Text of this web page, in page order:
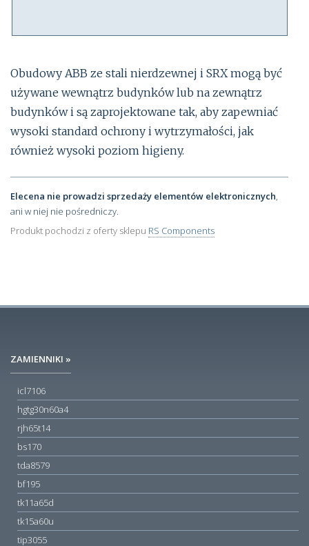
Obudowy ABB ze stali nierdzewnej i SRX mogą być
używane wewnątrz budynków lub na zewnątrz
budynków i są zaprojektowane tak, aby zapewniać
wysoki standard ochrony i wytrzymałości, jak
również wysoki poziom higieny.
Elecena nie prowadzi sprzedaży elementów elektronicznych
ani w niej nie pośredniczy.
Produkt pochodzi z oferty sklepu RS Components
ZAMIENNIKI »
icl7106
hgtg30n60a4
rjh65t14
bs170
tda8579
bf195
tk11a65d
tk15a60u
tip3055